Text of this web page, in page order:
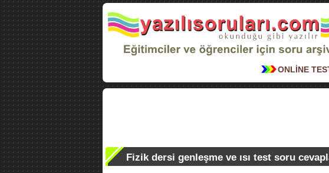
ONLİNE
Fizik dersi genleşme ve ısı test soru